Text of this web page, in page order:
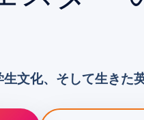
文化、そして生きた